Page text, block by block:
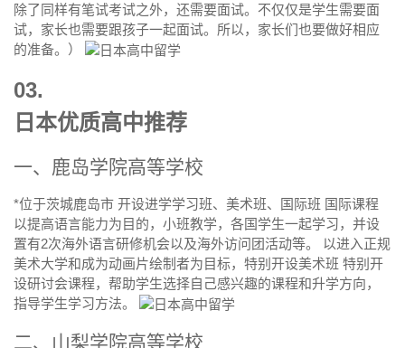
除了同样有笔试考试之外，还需要面试。不仅仅是学生需要面
试，家长也需要跟孩子一起面试。所以，家长们也要做好相应
的准备。）
03.
日本优质高中推荐
一、鹿岛学院高等学校
*位于茨城鹿岛市 开设进学学习班、美术班、国际班 国际课程
以提高语言能力为目的，小班教学，各国学生一起学习，并设
置有2次海外语言研修机会以及海外访问团活动等。 以进入正规
美术大学和成为动画片绘制者为目标，特别开设美术班 特别开
设研讨会课程，帮助学生选择自己感兴趣的课程和升学方向，
指导学生学习方法。
二、山梨学院高等学校